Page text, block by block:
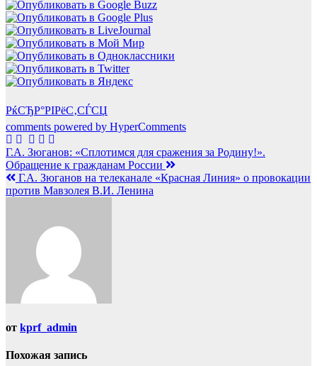
РќСЂР°РІРёС‚СЃСЏ
comments powered by HyperComments
Навигация
по
записям
Г.А. Зюганов: «Сплотимся для сражения за Родину!».
Обращение к гражданам России
Г.А. Зюганов на телеканале «Красная Линия» о провокации
против Мавзолея В.И. Ленина
от kprf_admin
Похожая запись